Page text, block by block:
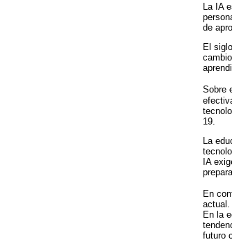
La IA
de
El
Sobre
19.
La
IA
En
actual.
En la
futuro